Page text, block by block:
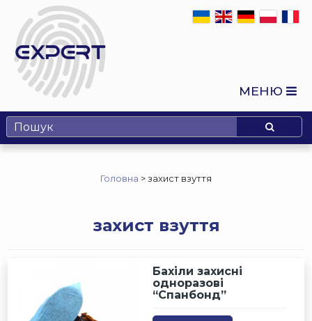
МЕНЮ
Головна >захист взуття
захист взуття
Бахіли захисні
одноразові
“Спанбонд”